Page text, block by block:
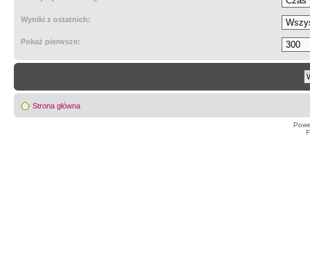
Wyniki z ostatnich:
Pokaż pierwsze:
Strona główna